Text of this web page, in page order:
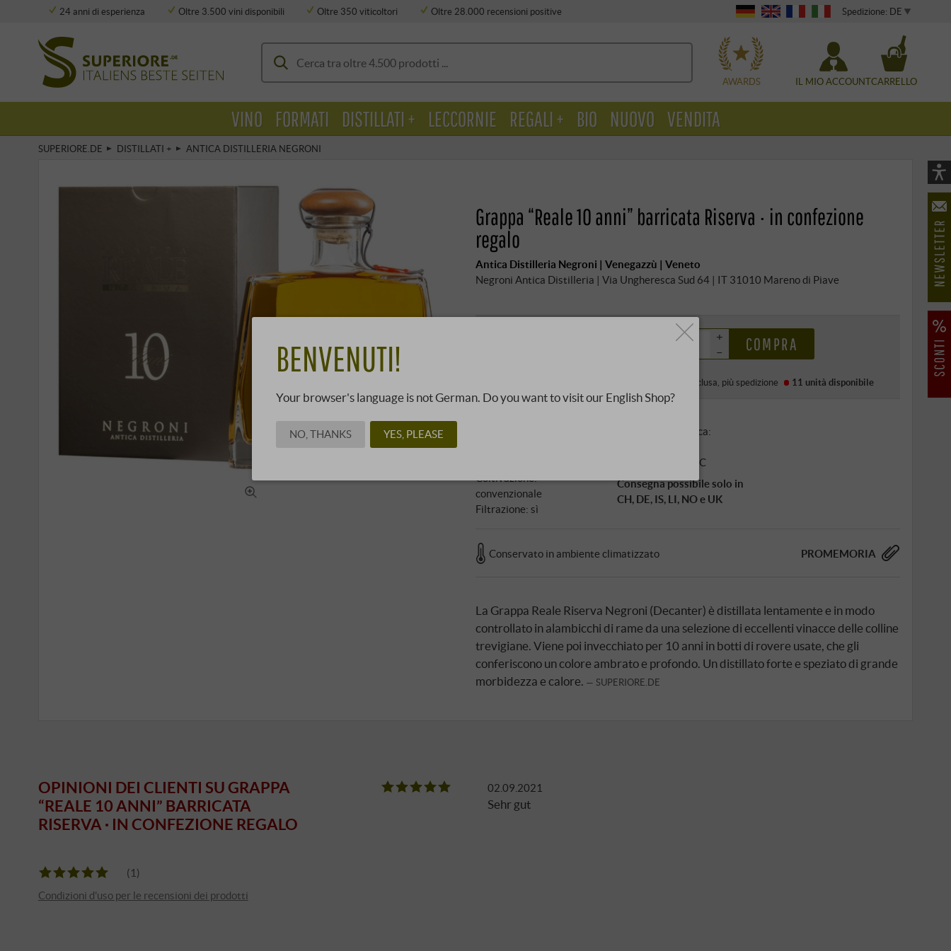
24 anni di esperienza Oltre 3.500 vini disponibili Oltre 350 viticoltori
Oltre 28.000 recensioni positive
WÄHLEN Spedizione: DE
AWARDS IL MIO ACCOUNTCARRELLO
SUPERIORE.DE DISTILLATI + ANTICA DISTILLERIA NEGRONI
Grappa “Reale 10 anni” barricata Riserva · in confezione
regalo
Antica Distilleria Negroni | Venegazzù | Veneto
Negroni Antica Distilleria | Via Ungheresca Sud 64 | IT 31010 Mareno di Piave
+
–
COMPRA
IVA inclusa , più spedizione 11 unità disponibile
Coltivazione:
convenzionale
Filtrazione: sì
Gradazione alcolica:
Servire a: 14‑16 °C
Consegna possibile solo in
CH, DE, IS, LI, NO e UK
Conservato in ambiente climatizzato PROMEMORIA
La Grappa Reale Riserva Negroni (Decanter) è distillata lentamente e in modo
controllato in alambicchi di rame da una selezione di eccellenti vinacce delle colline
trevigiane. Viene poi invecchiato per 10 anni in botti di rovere usate, che gli
conferiscono un colore ambrato e profondo. Un distillato forte e speziato di grande
morbidezza e calore.
SUPERIORE.DE
OPINIONI DEI CLIENTI SU GRAPPA
“REALE 10 ANNI” BARRICATA
RISERVA · IN CONFEZIONE REGALO
(1)
Condizioni d'uso per le recensioni dei prodotti
02.09.2021
Sehr gut
VINO FORMATI DISTILLATI + LECCORNIE REGALI + BIO NUOVO VENDITA
BENVENUTI!
Your browser's language is not German. Do you want to visit our English Shop?
NO, THANKS YES, PLEASE